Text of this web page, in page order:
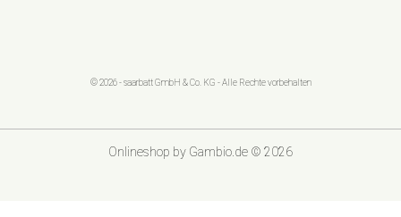
© 2026 - saarbatt GmbH & Co. KG - Alle Rechte vorbehalten
Onlineshop by Gambio.de © 2026